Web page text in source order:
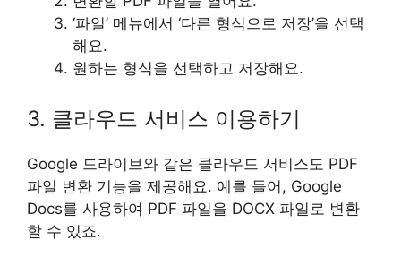
‘파일’ 메뉴에서 ‘다른 형식으로 저장’을 선택
해요.
원하는 형식을 선택하고 저장해요.
3. 클라우드 서비스 이용하기
Google 드라이브와 같은 클라우드 서비스도 PDF
파일 변환 기능을 제공해요. 예를 들어, Google
Docs를 사용하여 PDF 파일을 DOCX 파일로 변환
할 수 있죠.